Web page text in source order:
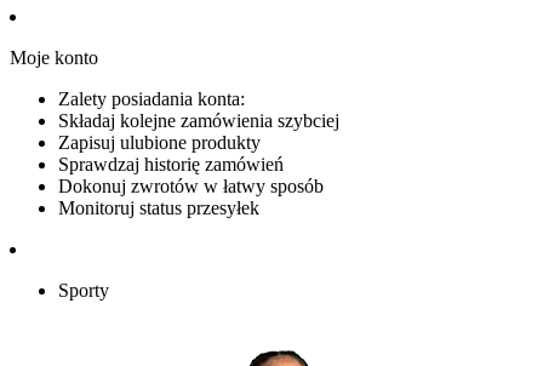
Moje konto
Zalety posiadania konta:
Składaj kolejne zamówienia szybciej
Zapisuj ulubione produkty
Sprawdzaj historię zamówień
Dokonuj zwrotów w łatwy sposób
Monitoruj status przesyłek
Sporty